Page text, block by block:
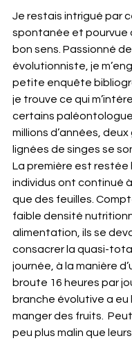
Je restais intrigué par
spontanée et pourvue
bon sens. Passionné
évolutionniste, je
petite enquête
je trouve ce qui
certains
millions d’années,
lignées de singes se
La première est restée
individus ont continué
que des feuilles.
faible densité
alimentation, ils se
consacrer la quasi-
journée, à la manière
broute 16 heures par
branche évolutive a eu
manger des fruits.
peu plus malin que